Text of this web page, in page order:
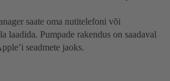
saate oma nutitelefoni või
laadida. Pumpade rakendus on saadaval
seadmete jaoks.